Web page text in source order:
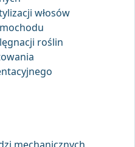
włosów
roślin